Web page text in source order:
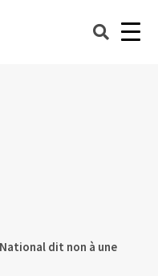
dit non à une